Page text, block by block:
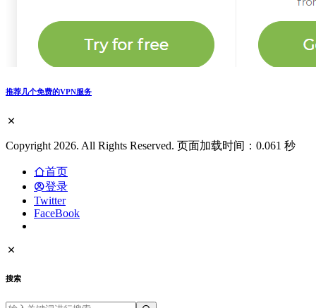
推荐几个免费的VPN服务
Copyright 2026. All Rights Reserved. 页面加载时间：0.061 秒
首页
登录
Twitter
FaceBook
搜索